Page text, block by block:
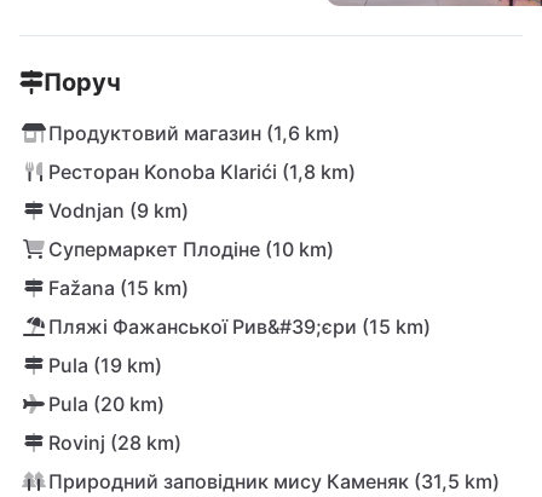
Поруч
Продуктовий магазин (1,6 km)
Ресторан Konoba Klarići (1,8 km)
Vodnjan (9 km)
Супермаркет Плодіне (10 km)
Fažana (15 km)
Пляжі Фажанської Рив&#39;єри (15 km)
Pula (19 km)
Pula (20 km)
Rovinj (28 km)
Природний заповідник мису Каменяк (31,5 km)